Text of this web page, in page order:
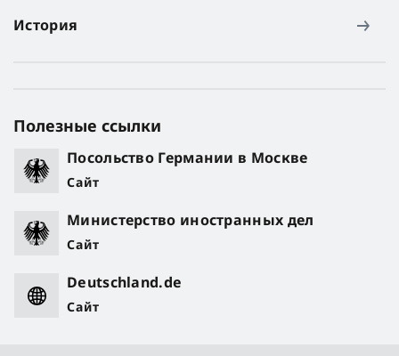
История
Полезные ссылки
Посольство Германии в Москве
Сайт
Министерство иностранных дел
Сайт
Deutschland.de
Сайт